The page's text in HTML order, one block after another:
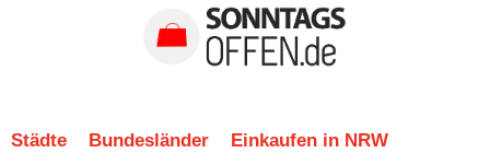
Städte Bundesländer
Einkaufen in NRW